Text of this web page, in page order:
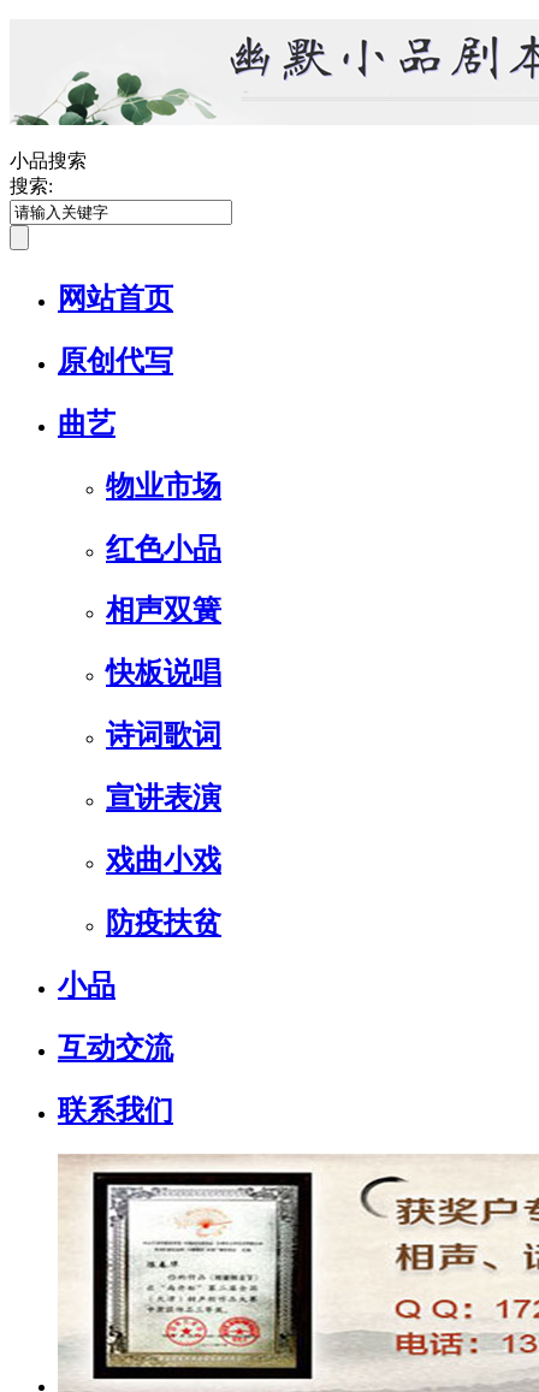
小品搜索
搜索:
网站首页
原创代写
曲艺
物业市场
红色小品
相声双簧
快板说唱
诗词歌词
宣讲表演
戏曲小戏
防疫扶贫
小品
互动交流
联系我们